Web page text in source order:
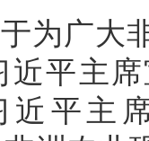
为广大
近平主
近平主